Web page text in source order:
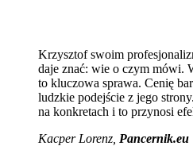
Krzysztof swoim
daje znać: wie o czym mówi.
to kluczowa sprawa. Cenię
ludzkie podejście z jego
na konkretach i to przynosi
Kacper Lorenz, Pancernik.eu